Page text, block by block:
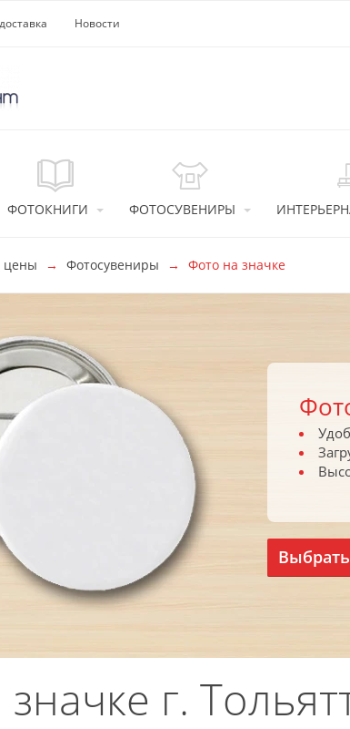
Новости
ФОТОКНИГИ ФОТОСУВЕНИРЫ
цены Фотосувениры Фото на значке
г.